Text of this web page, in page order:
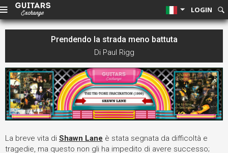
LOGIN
Prendendo la strada meno battuta
Di Paul Rigg
La breve vita di Shawn Lane è stata segnata da difficoltà e
tragedie, ma questo non gli ha impedito di avere successo;